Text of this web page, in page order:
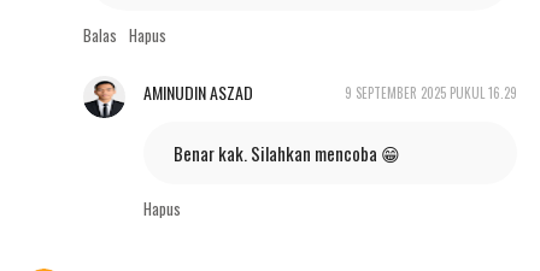
Balas Hapus
AMINUDIN ASZAD 9 SEPTEMBER 2025 PUKUL 16.29
Benar kak. Silahkan mencoba 😁
Hapus